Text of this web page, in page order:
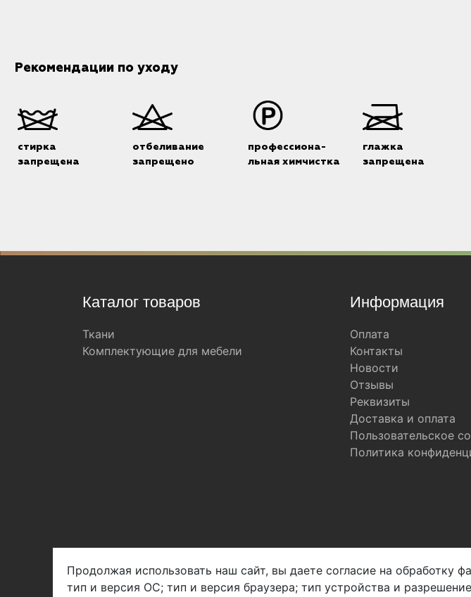
Рекомендации по уходу
стирка
запрещена
отбеливание
запрещено
профессиона-
льная химчистка
глажка
запрещена
Каталог товаров
Ткани
Комплектующие для мебели
Информация
Оплата
Контакты
Новости
Отзывы
Реквизиты
Доставка и оплата
Пользовательское
Политика
Мы в соц. сетях
Продолжая использовать наш сайт, вы даете согласие на обработку
тип и версия ОС; тип и версия браузера; тип устройства и